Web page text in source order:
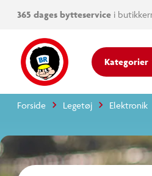
365 dages bytteservicei
Forside Legetøj